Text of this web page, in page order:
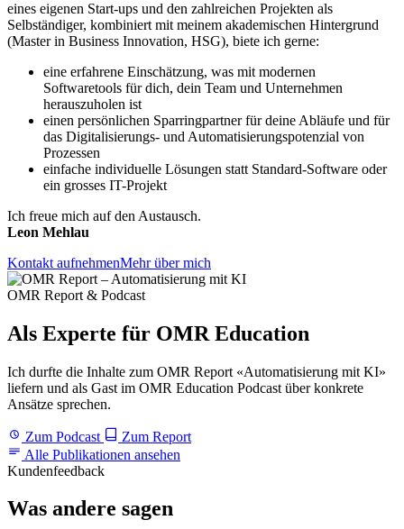
eines eigenen Start-ups und den zahlreichen Projekten als
Selbständiger, kombiniert mit meinem akademischen Hintergrund
(Master in Business Innovation, HSG), biete ich gerne:
eine erfahrene Einschätzung, was mit modernen
Softwaretools für dich, dein Team und Unternehmen
herauszuholen ist
einen persönlichen Sparringpartner für deine Abläufe und für
das Digitalisierungs- und Automatisierungspotenzial von
Prozessen
einfache individuelle Lösungen statt Standard-Software oder
ein grosses IT-Projekt
Ich freue mich auf den Austausch.
Leon Mehlau
Kontakt aufnehmenMehr über mich
OMR Report & Podcast
Als Experte für OMR Education
Ich durfte die Inhalte zum OMR Report «Automatisierung mit KI»
liefern und als Gast im OMR Education Podcast über konkrete
Ansätze sprechen.
Zum Podcast
Zum Report
Alle Publikationen ansehen
Kundenfeedback
Was andere sagen